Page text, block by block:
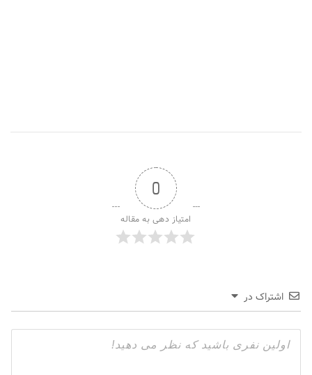
0
امتیاز دهی به مقاله
اشتراک در